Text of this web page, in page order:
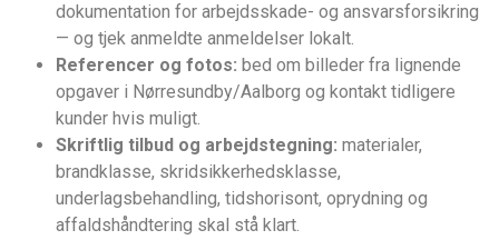
dokumentation for arbejdsskade- og ansvarsforsikring
— og tjek anmeldte anmeldelser lokalt.
Referencer og fotos: bed om billeder fra lignende
opgaver i Nørresundby/Aalborg og kontakt tidligere
kunder hvis muligt.
Skriftlig tilbud og arbejdstegning: materialer,
brandklasse, skridsikkerhedsklasse,
underlagsbehandling, tidshorisont, oprydning og
affaldshåndtering skal stå klart.